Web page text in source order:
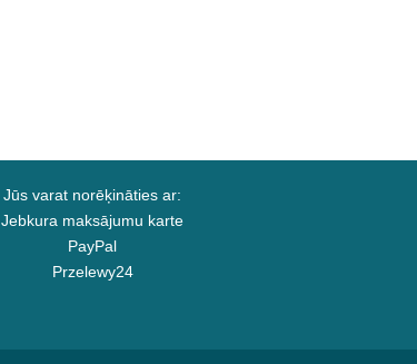
Jūs varat norēķināties ar:
Jebkura maksājumu karte
PayPal
Przelewy24